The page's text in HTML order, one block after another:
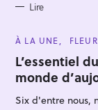
Lire
C
T
E
G
O
R
I
À LA UNE
L’essentiel
monde
Six d'entre nous,